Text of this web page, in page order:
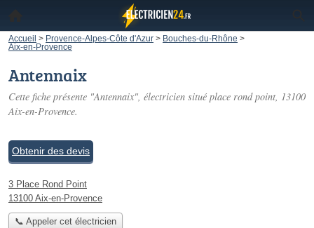
Accueil > Provence-Alpes-Côte d'Azur > Bouches-du-Rhône >
Aix-en-Provence
Antennaix
Cette fiche présente "Antennaix", électricien situé place rond point, 13100
Aix-en-Provence.
Obtenir des devis
3 Place Rond Point
13100 Aix-en-Provence
📞 Appeler cet électricien